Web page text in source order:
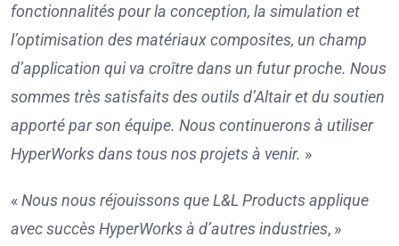
fonctionnalités pour la conception, la simulation et
l’optimisation des matériaux composites, un champ
d’application qui va croître dans un futur proche. Nous
sommes très satisfaits des outils d’Altair et du soutien
apporté par son équipe. Nous continuerons à utiliser
HyperWorks dans tous nos projets à venir. »
«Nous nous réjouissons que L&L Products applique
avec succès HyperWorks à d’autres industries, »